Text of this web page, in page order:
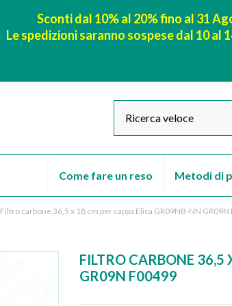
Sconti dal 10% al 20% fino al 31
Le spedizioni saranno sospese dal 10 al
Metodi di
Come fare un reso
Filtro carbone 36,5 x 18 cm per cappa Elica GR09NB-NN
FILTRO CARBONE 36,5
GR09N F00499